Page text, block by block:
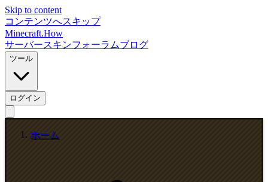
Skip to content
コンテンツへスキップ
Minecraft.How
サーバースキンフォーラムブログ
ツール
ログイン
ホーム